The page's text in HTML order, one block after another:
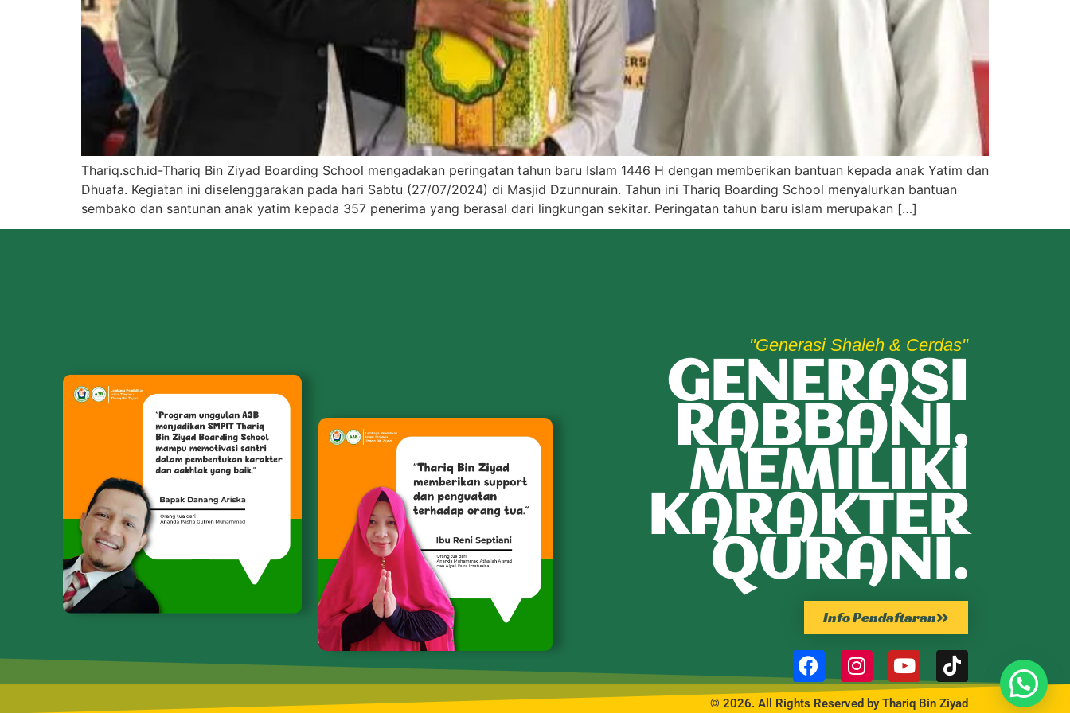
Thariq.sch.id-Thariq Bin Ziyad Boarding School mengadakan peringatan tahun baru Islam 1446 H dengan memberikan bantuan kepada anak Yatim dan
Dhuafa. Kegiatan ini diselenggarakan pada hari Sabtu (27/07/2024) di Masjid Dzunnurain. Tahun ini Thariq Boarding School menyalurkan bantuan
sembako dan santunan anak yatim kepada 357 penerima yang berasal dari lingkungan sekitar. Peringatan tahun baru islam merupakan […]
"Generasi Shaleh & Cerdas"
GENERASI
RABBANI,
MEMILIKI
KARAKTER
QURANI.
Info Pendaftaran
© 2026. All Rights Reserved by Thariq Bin Ziyad